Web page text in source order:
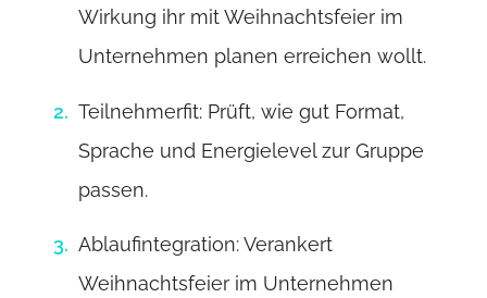
Wirkung ihr mit Weihnachtsfeier im
Unternehmen planen erreichen wollt.
Teilnehmerfit: Prüft, wie gut Format,
Sprache und Energielevel zur Gruppe
passen.
Ablaufintegration: Verankert
Weihnachtsfeier im Unternehmen